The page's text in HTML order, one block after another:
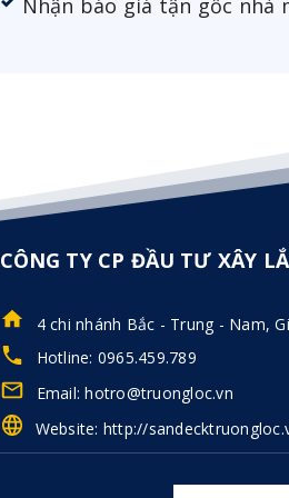
CÔNG TY CP ĐẦU TƯ XÂY
4 chi nhánh Bắc - Trung - Nam,
Hotline: 0965.459.789
Email: hotro@truongloc.vn
Website: http://